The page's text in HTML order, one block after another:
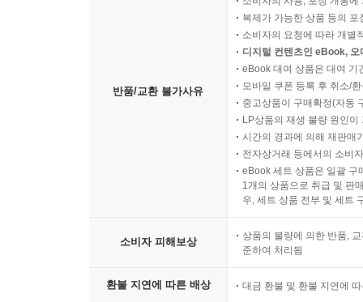
반품/교환 불가사유
복제가 가능한 상품 등의
소비자의 요청에 따라 개별
디지털 컨텐츠인 eBook,
eBook 대여 상품은 대여 기
모바일 쿠폰 등록 후 취소/
중고상품이 구매확정(자동
LP상품의 재생 불량 원인
시간의 경과에 의해 재판매
전자상거래 등에서의 소비
eBook 세트 상품은 일괄 구
1개의 상품으로 취급 및 판
우, 세트 상품 전부 및 세트
소비자 피해보상
상품의 불량에 의한 반품,
준하여 처리됨
환불 지연에 따른 배상 대금 환불 및 환불 지연에